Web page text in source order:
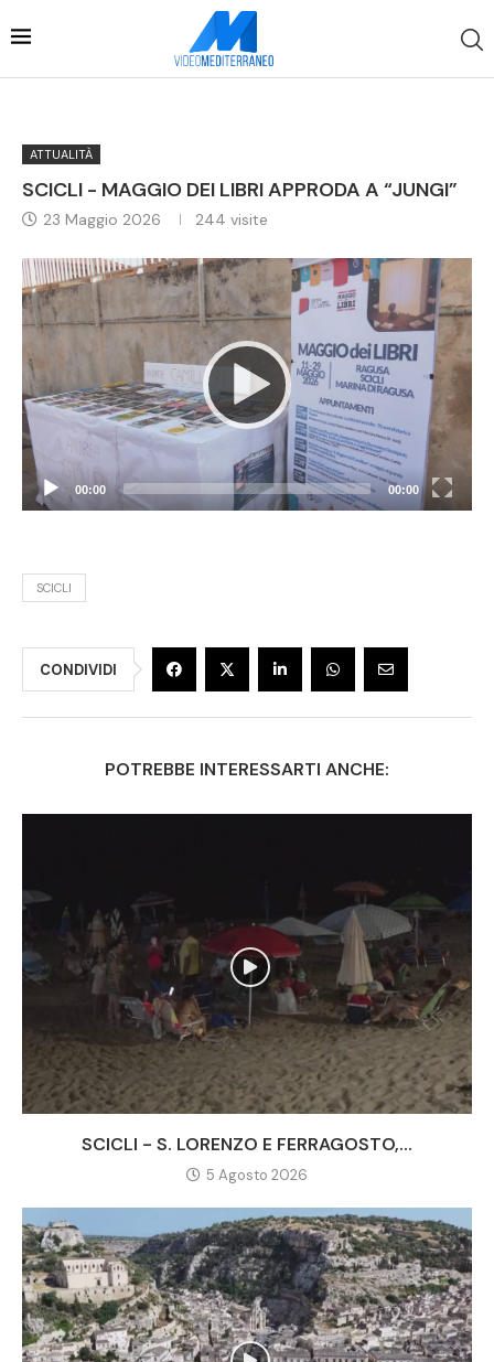
ATTUALITÀ
SCICLI - MAGGIO DEI LIBRI APPRODA A “JUNGI”
23 Maggio 2026 244 visite
Video
Player
00:00 00:00
SCICLI
CONDIVIDI
POTREBBE INTERESSARTI ANCHE:
SCICLI - S. LORENZO E FERRAGOSTO,...
5 Agosto 2026